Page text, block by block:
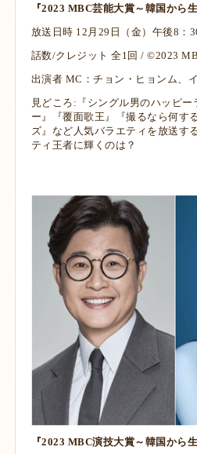
『2023 MBC芸能大賞～韓国から生
放送日時 12月29日（金）午後8：
話数/クレジット 全1回 / ©2023
出演者 MC：チョン・ヒョンム、
見どころ: 『シングル男のハッピ
ー』『覆面歌王』『撮るなら何す
ズ』など人気バラエティを放送す
ティ王者に輝 くのは？
『2023 MBC演技大賞～韓国から生